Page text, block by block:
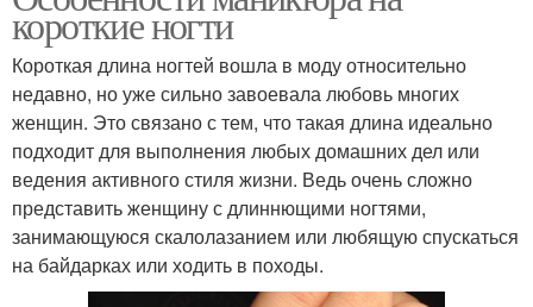
короткие ногти
Короткая длина ногтей вошла в моду относительно
недавно, но уже сильно завоевала любовь многих
женщин. Это связано с тем, что такая длина идеально
подходит для выполнения любых домашних дел или
ведения активного стиля жизни. Ведь очень сложно
представить женщину с длиннющими ногтями,
занимающуюся скалолазанием или любящую спускаться
на байдарках или ходить в походы.